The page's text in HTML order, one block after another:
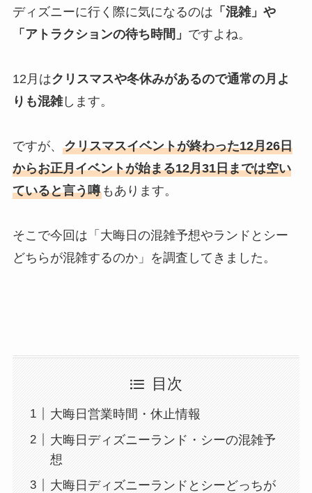
ディズニーに行く際に気になるのは 「混雑」や
「アトラクションの待ち時間」 ですよね。
12月はクリスマスや冬休みがあるので通常の月よ
りも混雑します。
ですが、 クリスマスイベントが終わった12月26日
からお正月イベントが始まる12月31日までは空い
ていると言う噂もあります。
そこで今回は「大晦日の混雑予想やランドとシー
どちらが混雑するのか」を調査してきました。
目次
大晦日営業時間・休止情報
大晦日ディズニーランド・シーの混雑予
想
大晦日ディズニーランドとシーどっちが